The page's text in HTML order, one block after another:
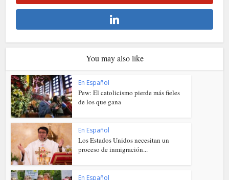
You may also like
En Español
Pew: El catolicismo pierde más fieles
de los que gana
En Español
Los Estados Unidos necesitan un
proceso de inmigración...
En Español